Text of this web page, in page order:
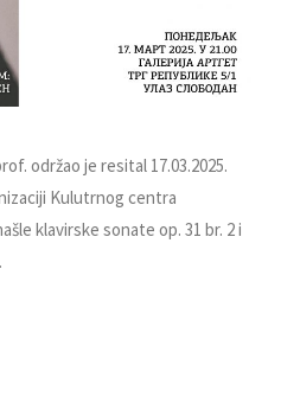
održao je resital 17.03.2025.
Kulutrnog centra
klavirske sonate op. 31 br. 2 i